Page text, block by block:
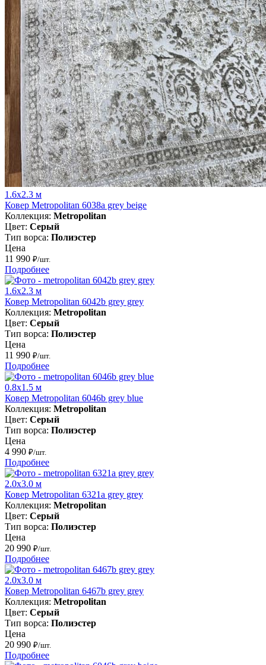
1.6x2.3 м
Ковер Metropolitan 6038a grey beige
Коллекция: Metropolitan
Цвет: Серый
Тип ворса: Полиэстер
Цена
11 990 ₽/шт.
Подробнее
1.6x2.3 м
Ковер Metropolitan 6042b grey grey
Коллекция: Metropolitan
Цвет: Серый
Тип ворса: Полиэстер
Цена
11 990 ₽/шт.
Подробнее
0.8x1.5 м
Ковер Metropolitan 6046b grey blue
Коллекция: Metropolitan
Цвет: Серый
Тип ворса: Полиэстер
Цена
4 990 ₽/шт.
Подробнее
2.0x3.0 м
Ковер Metropolitan 6321a grey grey
Коллекция: Metropolitan
Цвет: Серый
Тип ворса: Полиэстер
Цена
20 990 ₽/шт.
Подробнее
2.0x3.0 м
Ковер Metropolitan 6467b grey grey
Коллекция: Metropolitan
Цвет: Серый
Тип ворса: Полиэстер
Цена
20 990 ₽/шт.
Подробнее